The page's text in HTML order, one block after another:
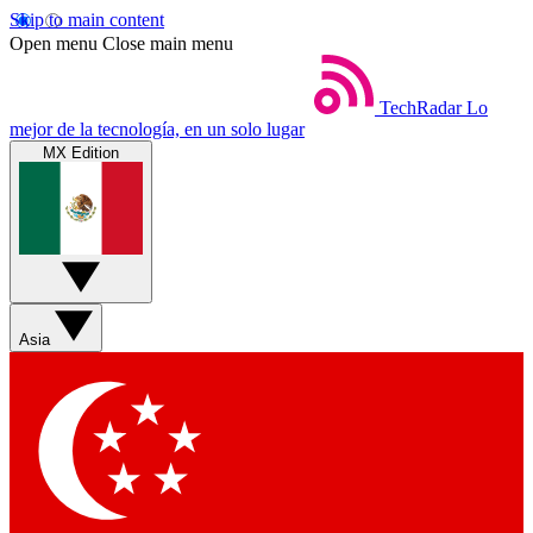
Skip to main content
Open menu Close main menu
TechRadar Lo
mejor de la tecnología, en un solo lugar
MX Edition
Asia